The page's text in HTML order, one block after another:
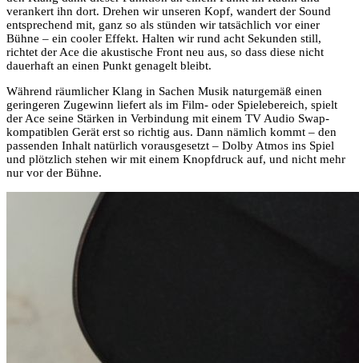
verankert ihn dort. Drehen wir unseren Kopf, wandert der Sound
entsprechend mit, ganz so als stünden wir tatsächlich vor einer
Bühne – ein cooler Effekt. Halten wir rund acht Sekunden still,
richtet der Ace die akustische Front neu aus, so dass diese nicht
dauerhaft an einen Punkt genagelt bleibt.
Während räumlicher Klang in Sachen Musik naturgemäß einen
geringeren Zugewinn liefert als im Film- oder Spielebereich, spielt
der Ace seine Stärken in Verbindung mit einem TV Audio Swap-
kompatiblen Gerät erst so richtig aus. Dann nämlich kommt – den
passenden Inhalt natürlich vorausgesetzt – Dolby Atmos ins Spiel
und plötzlich stehen wir mit einem Knopfdruck auf, und nicht mehr
nur vor der Bühne.